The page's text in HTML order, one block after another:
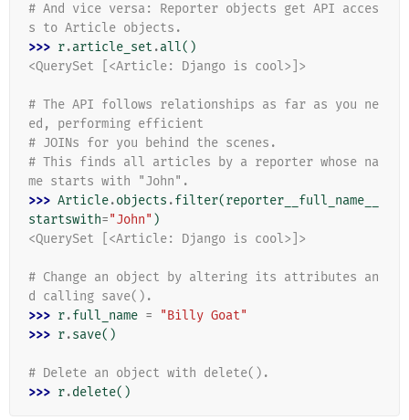
# And vice versa: Reporter objects get API acces
s to Article objects.
>>> r.article_set .all()
<QuerySet [<Article: Django is cool>]>
# The API follows relationships as far as you ne
ed, performing efficient
# JOINs for you behind the scenes.
# This finds all articles by a reporter whose na
me starts with "John".
>>> Article.objects .filter(reporter__full_name__
startswith="John" )
<QuerySet [<Article: Django is cool>]>
# Change an object by altering its attributes an
d calling save().
>>> r.full_name =
"Billy Goat"
>>> r.save()
# Delete an object with delete().
>>> r.delete()